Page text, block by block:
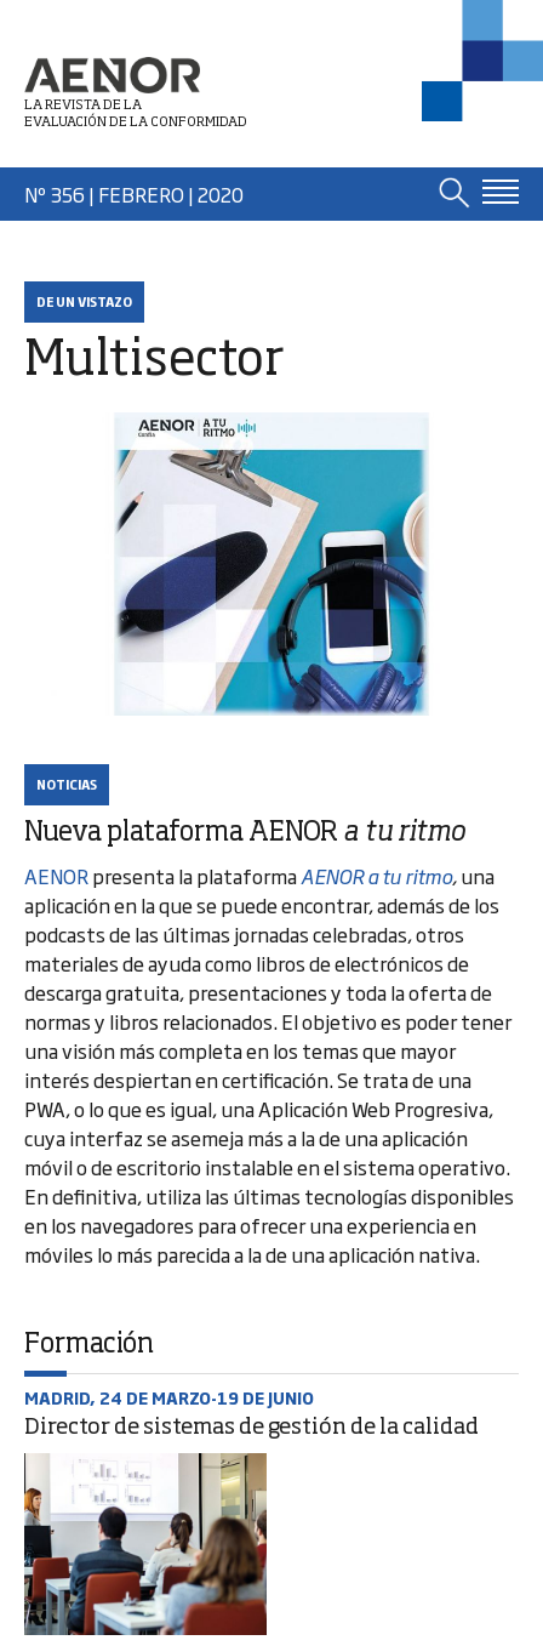
LA REVISTA DE LA
EVALUACIÓN DE LA CONFORMIDAD
Nº 356 | FEBRERO| 2020
DE UN VISTAZO
Multisector
NOTICIAS
Nueva plataforma AENOR a tu ritmo
AENORpresenta la plataformaAENOR a tu ritmo,una
aplicación en la que se puede encontrar, además de los
podcasts de las últimas jornadas celebradas, otros
materiales de ayuda como libros de electrónicos de
descarga gratuita, presentaciones y toda la oferta de
normas y libros relacionados. El objetivo es poder tener
una visión más completa en los temas que mayor
interés despiertan en certificación. Se trata de una
PWA, o lo que es igual, una Aplicación Web Progresiva,
cuya interfaz se asemeja más a la de una aplicación
móvil o de escritorio instalable en el sistema operativo.
En definitiva, utiliza las últimas tecnologías disponibles
en los navegadores para ofrecer una experiencia en
móviles lo más parecida a la de una aplicación nativa.
Formación
MADRID, 24 DE MARZO-19 DE JUNIO
Director de sistemas de gestión de la calidad